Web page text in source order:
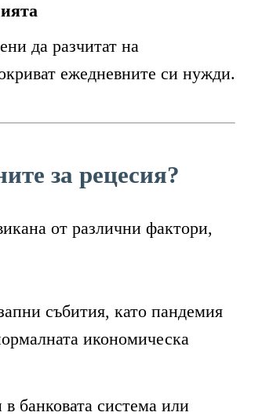
да разчитат на
ежедневните си нужди.
за рецесия?
от различни фактори,
събития, като пандемия
икономическа
банковата система или